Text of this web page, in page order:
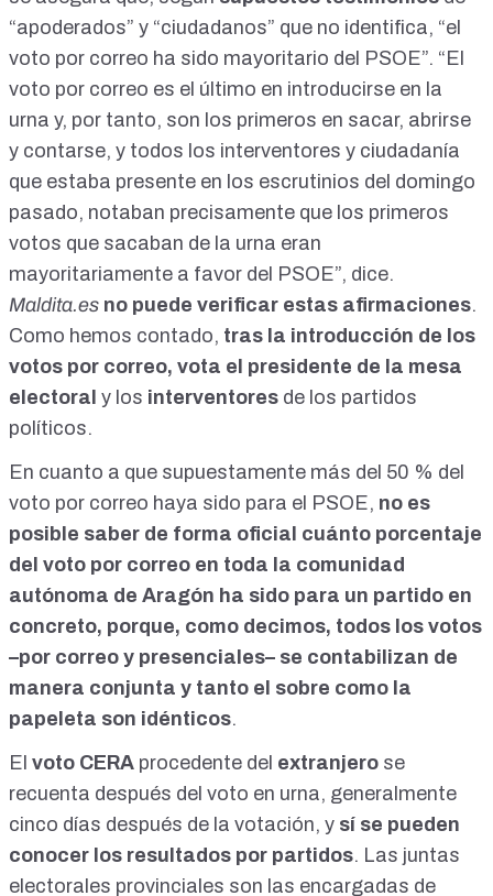
“apoderados” y “ciudadanos” que no identifica, “el
voto por correo ha sido mayoritario del PSOE”. “El
voto por correo es el último en introducirse en la
urna y, por tanto, son los primeros en sacar, abrirse
y contarse, y todos los interventores y ciudadanía
que estaba presente en los escrutinios del domingo
pasado, notaban precisamente que los primeros
votos que sacaban de la urna eran
mayoritariamente a favor del PSOE”, dice.
Maldita.es no puede verificar estas afirmaciones.
Como hemos contado, tras la introducción de los
votos por correo, vota el presidente de la mesa
electoral y los interventores de los partidos
políticos.
En cuanto a que supuestamente más del 50 % del
voto por correo haya sido para el PSOE, no es
posible saber de forma oficial cuánto porcentaje
del voto por correo en toda la comunidad
autónoma de Aragón ha sido para un partido en
concreto, porque, como decimos, todos los votos
–por correo y presenciales– se contabilizan de
manera conjunta y tanto el sobre como la
papeleta son idénticos.
El voto CERA procedente del extranjero se
recuenta después del voto en urna, generalmente
cinco días después de la votación, y sí se pueden
conocer los resultados por partidos. Las juntas
electorales provinciales son las encargadas de